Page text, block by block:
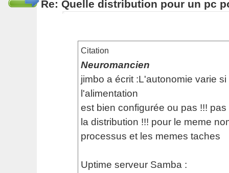
Re: Quelle distribution pour un pc
Citation
Neuromancien
jimbo a écrit :L'autonomie varie
l'alimentation
est bien configurée ou pas !!!
la distribution !!! pour le meme
processus et les memes taches
Uptime serveur Samba :